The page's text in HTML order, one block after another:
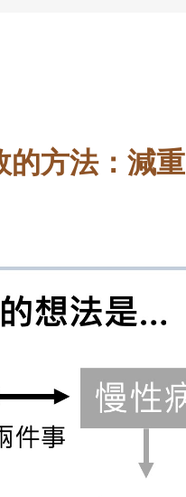
的方法：減重